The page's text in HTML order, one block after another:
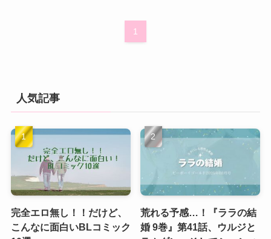
1
人気記事
完全エロ無し！！だけど、
こんなに面白いBLコミック
荒れる予感…！『ララの結
婚 9巻』第41話、ウルジと